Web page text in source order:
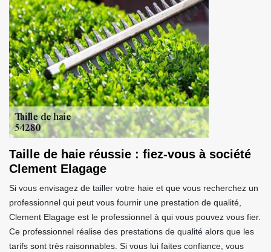
Taille de haie réussie : fiez-vous à société
Clement Elagage
Si vous envisagez de tailler votre haie et que vous recherchez un
professionnel qui peut vous fournir une prestation de qualité,
Clement Elagage est le professionnel à qui vous pouvez vous fier.
Ce professionnel réalise des prestations de qualité alors que les
tarifs sont très raisonnables. Si vous lui faites confiance, vous